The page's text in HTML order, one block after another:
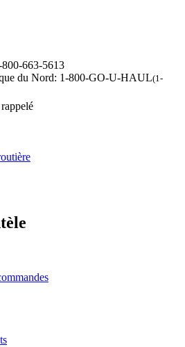
800-663-5613
du Nord: 1-800-GO-U-HAUL(1-